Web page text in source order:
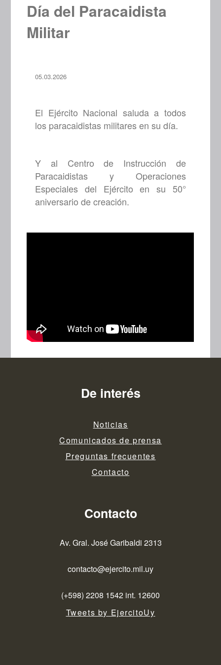
Día del Paracaidista
Militar
05.03.2026
El Ejército Nacional saluda a todos
los paracaidistas militares en su día.
Y al Centro de Instrucción de
Paracaidistas y Operaciones
Especiales del Ejército en su 50°
aniversario de creación.
De interés
Noticias
Comunicados de prensa
Preguntas frecuentes
Contacto
Contacto
Av. Gral. José Garibaldi 2313
contacto@ejercito.mil.uy
(+598) 2208 1542 int. 12600
Tweets by EjercitoUy